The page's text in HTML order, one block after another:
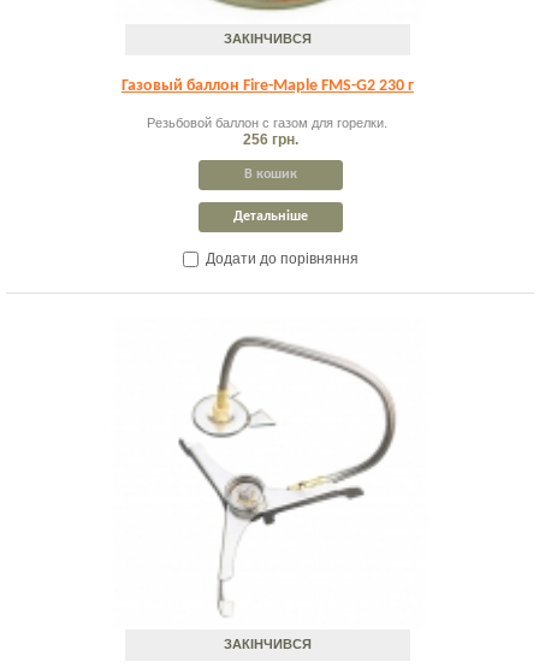
ЗАКІНЧИВСЯ
Газовый баллон Fire-Maple FMS-G2 230 г
Резьбовой баллон с газом для горелки.
256 грн.
В кошик
Детальніше
Додати до порівняння
ЗАКІНЧИВСЯ